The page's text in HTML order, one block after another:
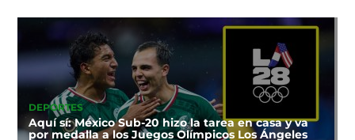
DEPORTES
Aquí sí: México Sub-20 hizo la tarea en casa y va
por medalla a los Juegos Olímpicos Los Ángeles